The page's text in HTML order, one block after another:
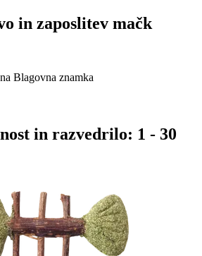
in zaposlitev mačk
Blagovna znamka
in razvedrilo: 1 - 30